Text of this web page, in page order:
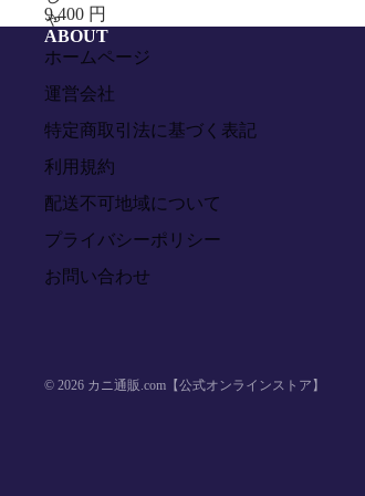
ゃ
ぶ
し
ゃ
セ
ッ
ト
500g
9,400 円
ABOUT
ホームページ
運営会社
特定商取引法に基づく表記
利用規約
配送不可地域について
プライバシーポリシー
お問い合わせ
© 2026 カニ通販.com【公式オンラインストア】